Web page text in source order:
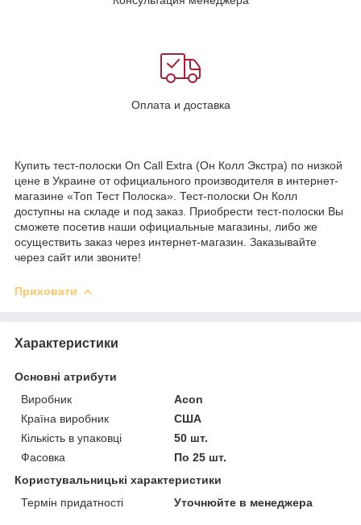
Оплата и доставка
Купить тест-полоски On Call Extra (Он Колл Экстра) по низкой
цене в Украине от официального производителя в интернет-
магазине «Топ Тест Полоска». Тест-полоски Он Колл
доступны на складе и под заказ. Приобрести тест-полоски Вы
сможете посетив наши официальные магазины, либо же
осуществить заказ через интернет-магазин. Заказывайте
через сайт или звоните!
Приховати
Характеристики
Основні атрибути
Виробник
Acon
Країна виробник
США
Кількість в упаковці
50 шт.
Фасовка
По 25 шт.
Користувальницькі характеристики
Термін придатності
Уточнюйте в менеджера